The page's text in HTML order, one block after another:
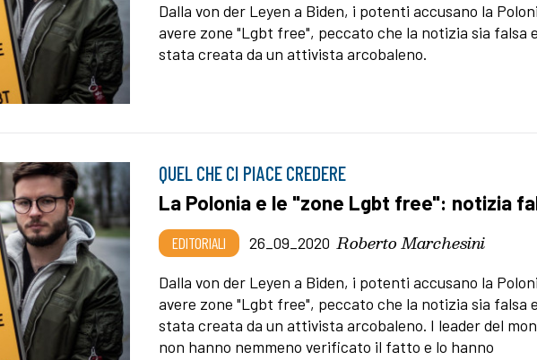
Dalla von der Leyen a Biden, i potenti accusano la
avere zone "Lgbt free", peccato che la notizia sia falsa
stata creata da un attivista arcobaleno.
QUEL CHE CI PIACE CREDERE
La Polonia e le "zone Lgbt free": notizia
EDITORIALI 26_09_2020 Roberto Marchesini
Dalla von der Leyen a Biden, i potenti accusano la
avere zone "Lgbt free", peccato che la notizia sia falsa
stata creata da un attivista arcobaleno. I leader del
non hanno nemmeno verificato il fatto e lo hanno